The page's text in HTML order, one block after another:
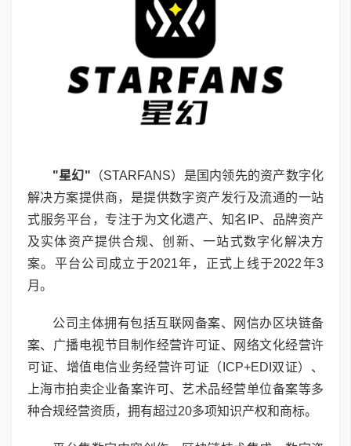
"星幻" （STARFANS）是国内领先的资产数字化
解决方案提供商，是提供数字资产发行及流通的一站
式服务平台，专注于为文化遗产、知名IP、品牌资产
及实体资产提供合规、创新、一站式数字化解决方
案。平台公司成立于2021年，正式上线于2022年3
月。
公司主体拥有包括互联网备案、网信办区块链备
案、广播电视节目制作经营许可证、网络文化经营许
可证、增值电信业务经营许可证（ICP+EDI双证）、
上海市拍卖企业备案许可、艺术品经营单位备案等多
种合规经营资质，拥有超过20多项知识产权和商标。